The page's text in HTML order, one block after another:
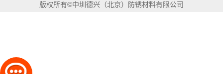
版权所有©中圳德兴（北京）防锈材料有限公司